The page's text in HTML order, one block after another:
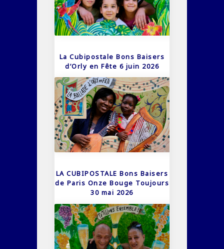
La Cubipostale Bons Baisers
d’Orly en Fête 6 juin 2026
LA CUBIPOSTALE Bons Baisers
de Paris Onze Bouge Toujours
30 mai 2026